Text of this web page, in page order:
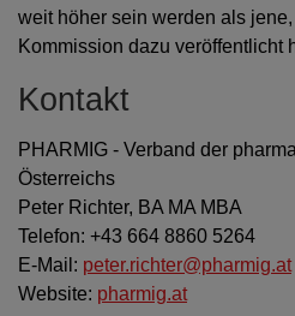
weit höher sein werden als
Kommission dazu veröffentlicht
Kontakt
PHARMIG - Verband der
Österreichs
Peter Richter, BA MA MBA
Telefon: +43 664 8860 5264
E-Mail: peter.richter@pharmig.at
Website: pharmig.at